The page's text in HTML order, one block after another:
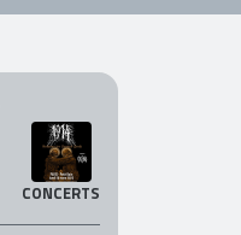
CONCERTS